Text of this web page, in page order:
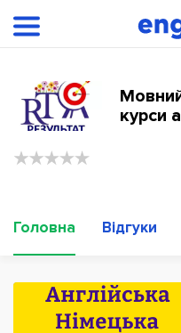
курси
Головна Відгуки